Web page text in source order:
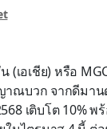
(เอเชีย) หรือ
ณบวก จากดีมาน
เติบโต 10%